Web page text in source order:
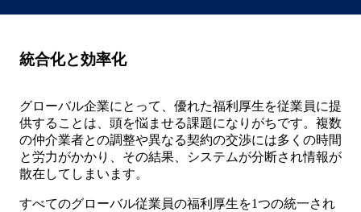
統合化と効率化
グローバル企業にとって、優れた福利厚生を従業員に提
供することは、頭を悩ませる課題になりがちです。複数
の仲介業者との調整や異なる契約の交渉には多くの時間
と労力がかかり、その結果、システムが分断され情報が
散在してしまいます。
すべてのグローバル従業員の福利厚生を1つの統一され